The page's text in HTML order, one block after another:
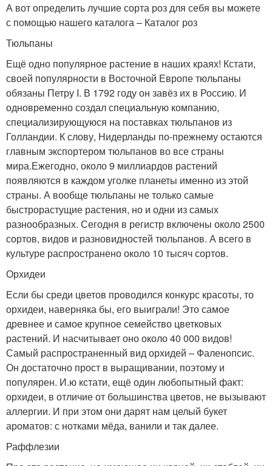
А вот определить лучшие сорта роз для себя вы можете
с помощью нашего каталога – Каталог роз
Тюльпаны
Ещё одно популярное растение в наших краях! Кстати,
своей популярности в Восточной Европе тюльпаны
обязаны Петру I. В 1792 году он завёз их в Россию. И
одновременно создал специальную компанию,
специализирующуюся на поставках тюльпанов из
Голландии. К слову, Нидерланды по-прежнему остаются
главным экспортером тюльпанов во все страны
мира.Ежегодно, около 9 миллиардов растений
появляются в каждом уголке планеты именно из этой
страны. А вообще тюльпаны не только самые
быстрорастущие растения, но и одни из самых
разнообразных. Сегодня в регистр включены около 2500
сортов, видов и разновидностей тюльпанов. А всего в
культуре распространено около 10 тысяч сортов.
Орхидеи
Если бы среди цветов проводился конкурс красоты, то
орхидеи, наверняка бы, его выиграли! Это самое
древнее и самое крупное семейство цветковых
растений. И насчитывает оно около 40 000 видов!
Самый распространенный вид орхидей – Фаленопсис.
Он достаточно прост в выращивании, поэтому и
популярен. И.ю кстати, ещё один любопытный факт:
орхидеи, в отличие от большинства цветов, не вызывают
аллергии. И при этом они дарят нам целый букет
ароматов: с нотками мёда, ванили и так далее.
Раффлезии